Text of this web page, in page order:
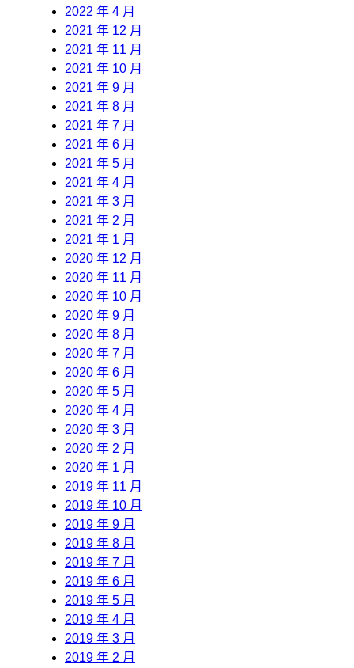
2022 年 4 月
2021 年 12 月
2021 年 11 月
2021 年 10 月
2021 年 9 月
2021 年 8 月
2021 年 7 月
2021 年 6 月
2021 年 5 月
2021 年 4 月
2021 年 3 月
2021 年 2 月
2021 年 1 月
2020 年 12 月
2020 年 11 月
2020 年 10 月
2020 年 9 月
2020 年 8 月
2020 年 7 月
2020 年 6 月
2020 年 5 月
2020 年 4 月
2020 年 3 月
2020 年 2 月
2020 年 1 月
2019 年 11 月
2019 年 10 月
2019 年 9 月
2019 年 8 月
2019 年 7 月
2019 年 6 月
2019 年 5 月
2019 年 4 月
2019 年 3 月
2019 年 2 月